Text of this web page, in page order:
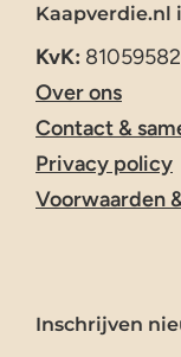
Kaapverdie.nl
KvK: 81059582
Over ons
Contact &
Privacy policy
Voorwaarden
Inschrijven